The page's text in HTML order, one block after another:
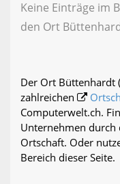
Keine Einträge im
den Ort
Der Ort Büttenhardt
zahlreichen
Computerwelt.ch.
Unternehmen durch
Ortschaft. Oder
Bereich dieser Seite.